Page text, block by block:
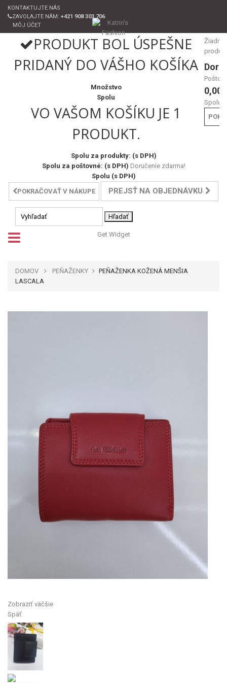
KONTAKTUJTE NÁS
ZAVOLAJTE NÁM: +421 908 303 706
MÔJ ÚČET
Žiadne
0,00
Spolu
PRODUKT BOL ÚSPEŠNE
PRIDANÝ DO VÁŠHO KOŠÍKA
Množstvo
Spolu
VO VAŠOM KOŠÍKU JE 1
PRODUKT.
Spolu za produkty: (s DPH)
Spolu za poštovné: (s DPH) Doručenie zdarma!
Spolu (s DPH)
POKRAČOVAŤ V NÁKUPE
PREJSŤ NA OBJEDNÁVKU
Hľadať
Get Widget
DOMOV PEŇAŽENKY
PEŇAŽENKA KOŽENÁ MENŠIA
LASCALA
Zobraziť väčšie
Späť